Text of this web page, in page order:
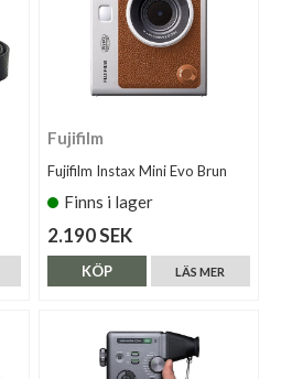
Fujifilm
Fujifilm Instax Mini Evo Brun
Finns i lager
2.190 SEK
LÄS MER
KÖP